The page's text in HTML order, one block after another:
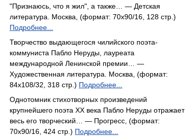
"Признаюсь, что я жил", а также… — Детская
литература. Москва, (формат: 70x90/16, 128 стр.)
Подробнее...
Творчество выдающегося чилийского поэта-
коммуниста Пабло Неруды, лауреата
международной Ленинской премии… —
Художественная литература. Москва, (формат:
84x108/32, 318 стр.) Подробнее...
Однотомник стихотворных произведений
крупнейшего поэта XX века Пабло Неруды отражает
весь его творческий… — Прогресс, (формат:
70x90/16, 424 стр.) Подробнее...